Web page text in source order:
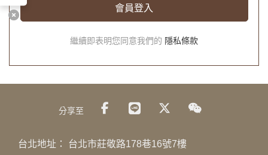
會員登入
繼續即表明您同意我們的 隱私條款
分享至
台北地址： 台北市莊敬路178巷16號7樓